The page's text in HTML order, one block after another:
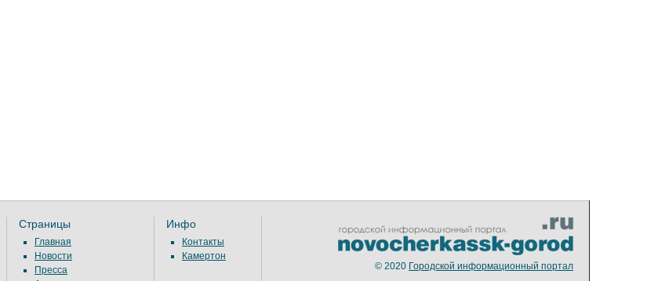
Страницы
Главная
Новости
Пресса
Инфо
Контакты
Камертон
© 2020 Городской информационный портал